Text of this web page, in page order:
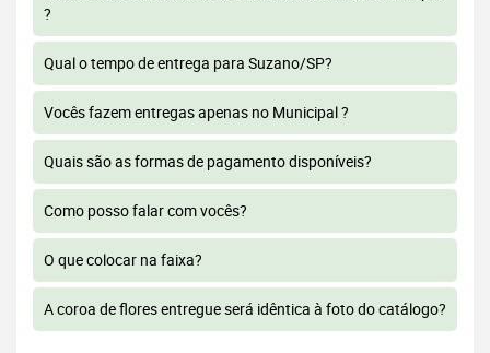
?
Qual o tempo de entrega para Suzano/SP?
Vocês fazem entregas apenas no Municipal ?
Quais são as formas de pagamento disponíveis?
Como posso falar com vocês?
O que colocar na faixa?
A coroa de flores entregue será idêntica à foto do catálogo?